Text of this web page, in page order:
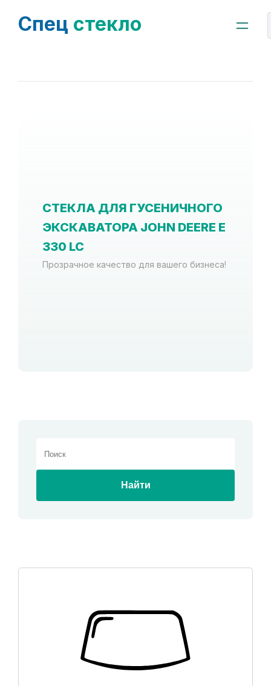
Спец стекло
СТЕКЛА ДЛЯ ГУСЕНИЧНОГО
ЭКСКАВАТОРА JOHN DEERE E
330 LC
Прозрачное качество для вашего бизнеса!
Найти